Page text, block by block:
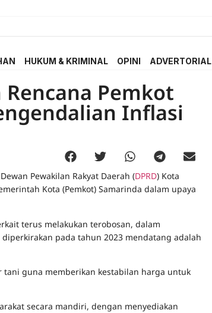
HUKUM & KRIMINAL OPINI ADVERTORIAL
Pemkot
Inflasi
Pewakilan Rakyat Daerah (DPRD) Kota
Kota (Pemkot) Samarinda dalam upaya
terus melakukan terobosan, dalam
pada tahun 2023 mendatang adalah
guna memberikan kestabilan harga untuk
secara mandiri, dengan menyediakan